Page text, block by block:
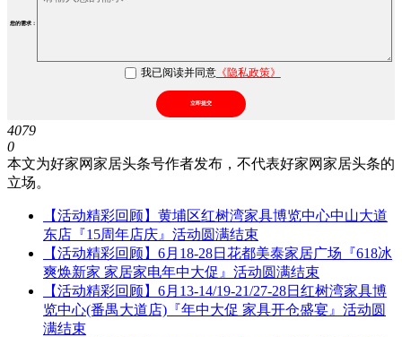
您的需求：
我已阅读并同意《隐私政策》
立即提交
4079
0
本文为好家网家居头条号作者发布，不代表好家网家居头条的
立场。
【活动精彩回顾】黄埔区红树湾家具博览中心中山大道
东店『15周年店庆』活动圆满结束
【活动精彩回顾】6月18-28日花都美泰家居广场『618冰
爽焕新家 家居家电年中大促』活动圆满结束
【活动精彩回顾】6月13-14/19-21/27-28日红树湾家具博
览中心(番禺大道店)『年中大促 家具开仓盛宴』活动圆
满结束